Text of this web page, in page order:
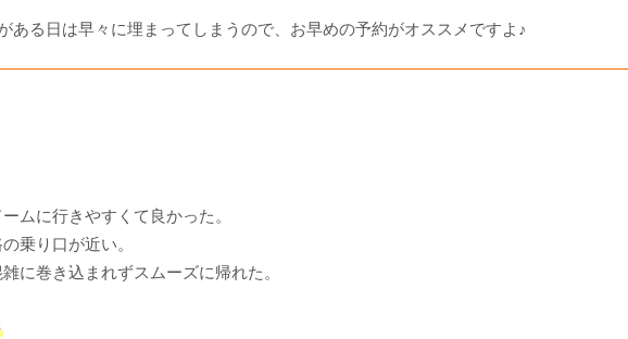
ある日は早々に埋まってしまうので、お早めの予約がオススメですよ♪
ームに行きやすくて良かった。
乗り口が近い。
雑に巻き込まれずスムーズに帰れた。